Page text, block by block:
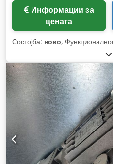
цената
Состојба: ново,